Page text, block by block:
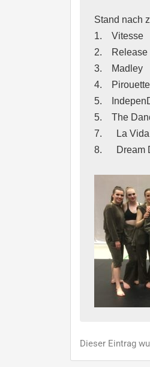
Stand nach
1.    Vitesse
2.
3.    Madley
4.
5.
5.    The
7.      La Vida
8.
Dieser Eintrag